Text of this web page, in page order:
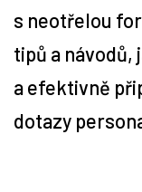
s neotřelou
tipů a návodů,
a efektivně
dotazy